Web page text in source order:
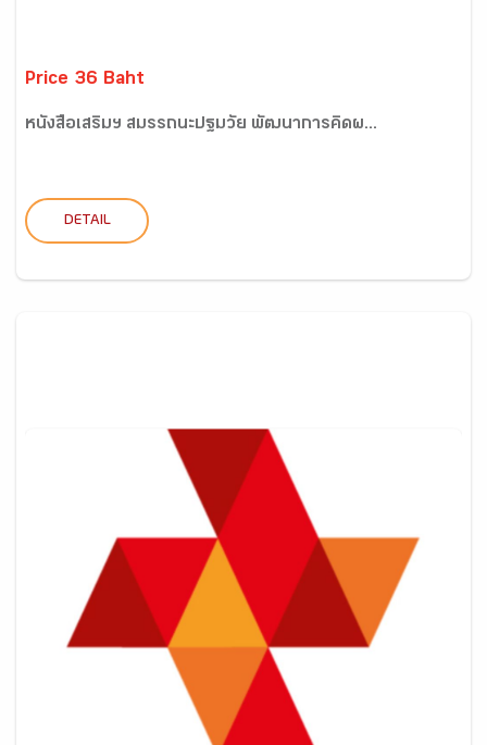
Price 36 Baht
หนังสือเสริมฯ สมรรถนะปฐมวัย พัฒนาการคิดผ...
DETAIL